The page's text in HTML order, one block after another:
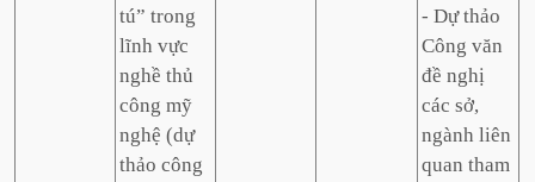
tú” trong
lĩnh vực
nghề thủ
công mỹ
nghệ (dự
thảo công
- Dự thảo
Công văn
đề nghị
các sở,
ngành liên
quan tham